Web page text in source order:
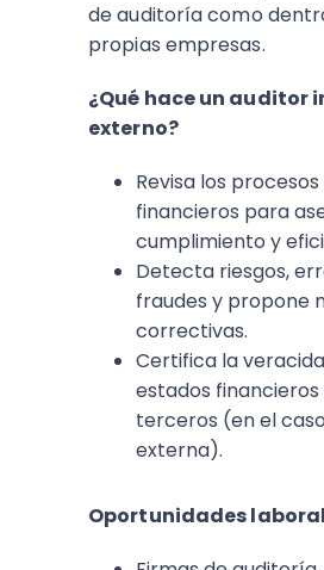
de auditoría como
propias empresas.
¿Qué hace un auditor
externo?
Revisa los
financieros para
cumplimiento y
Detecta riesgos,
fraudes y propone
correctivas.
Certifica la
estados
terceros (en el
externa).
Oportunidades